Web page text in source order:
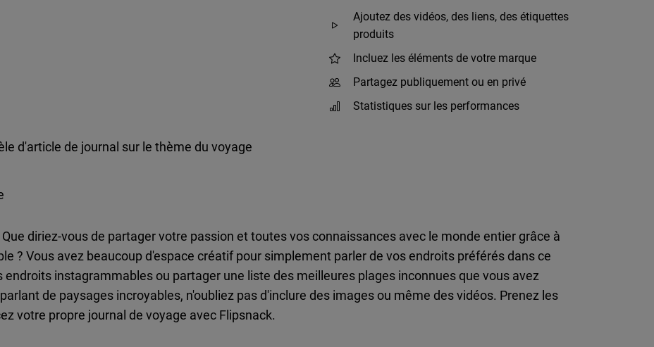
Ajoutez des vidéos, des liens, des étiquettes
produits
Incluez les éléments de votre marque
Partagez publiquement ou en privé
Statistiques sur les performances
d'article de journal sur le thème du voyage
diriez-vous de partager votre passion et toutes vos connaissances avec le monde entier grâce à
? Vous avez beaucoup d'espace créatif pour simplement parler de vos endroits préférés dans ce
instagrammables ou partager une liste des meilleures plages inconnues que vous avez
de paysages incroyables, n'oubliez pas d'inclure des images ou même des vidéos. Prenez les
votre propre journal de voyage avec Flipsnack.